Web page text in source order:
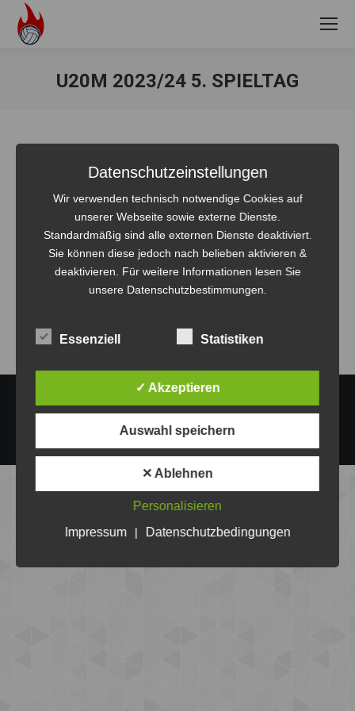
U20M 2023/24 5. SPIELTAG
Album-
Navigation
ZURÜCK
Vorheriges
Album:
U20m 2023/24 4. Spieltag
NÄCHSTES
Nächstes
LM Qualifikation 2023/2024
Copyright @Volley-Bombas Eberswalde e.V. 2026
Footer
Datenschutzeinstellungen
Wir verwenden technisch notwendige Cookies auf
unserer Webseite sowie externe Dienste.
Standardmäßig sind alle externen Dienste deaktiviert.
Sie können diese jedoch nach belieben aktivieren &
deaktivieren. Für weitere Informationen lesen Sie
unsere Datenschutzbestimmungen.
Essenziell Statistiken
✓ Akzeptieren
Auswahl speichern
✕ Ablehnen
Personalisieren
Impressum
| Datenschutzbedingungen